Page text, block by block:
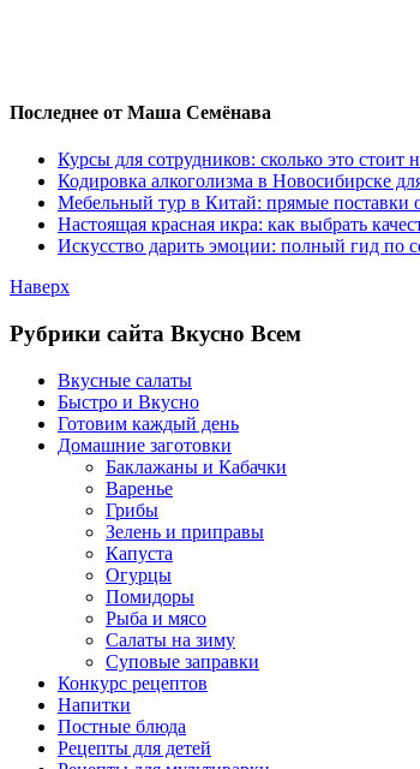
Последнее от Маша Семёнава
Курсы для сотрудников: сколько это
Кодировка алкоголизма в Новосибирске
Мебельный тур в Китай: прямые поставки
Настоящая красная икра: как выбрать
Искусство дарить эмоции: полный гид по
Наверх
Рубрики сайта Вкусно Всем
Вкусные салаты
Быстро и Вкусно
Готовим каждый день
Домашние заготовки
Баклажаны и Кабачки
Варенье
Грибы
Зелень и приправы
Капуста
Огурцы
Помидоры
Рыба и мясо
Салаты на зиму
Суповые заправки
Конкурс рецептов
Напитки
Постные блюда
Рецепты для детей